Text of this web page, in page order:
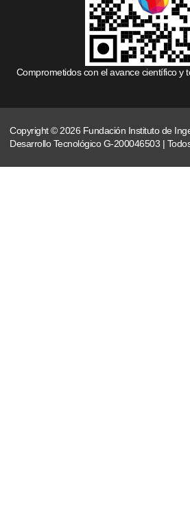
Comprometidos con el avance científico y
Copyright © 2026 Fundación Instituto de
Desarrollo Tecnológico G-200046503 |